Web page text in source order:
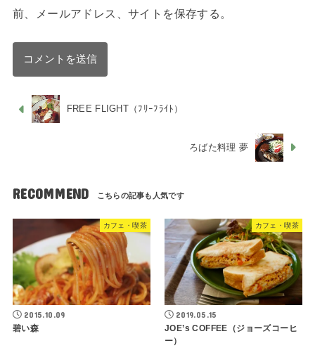
前、メールアドレス、サイトを保存する。
FREE FLIGHT（ﾌﾘｰﾌﾗｲﾄ）
ろばた料理 夢
RECOMMEND
カフェ・喫茶
2015.10.09
碧い森
カフェ・喫茶
2019.05.15
JOE’s COFFEE（ジョーズコーヒ
ー）